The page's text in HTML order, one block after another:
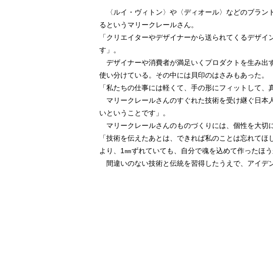
〈ルイ・ヴィトン〉や〈ディオール〉などのブラン
るというマリークレールさん。
「クリエイターやデザイナーから送られてくるデザ
す」。
デザイナーや消費者が満足いくプロダクトを生み出
使い分けている。その中には貝印のはさみもあった。
「私たちの仕事には軽くて、手の形にフィットして、
マリークレールさんのすぐれた技術を受け継ぐ日本
いということです」。
マリークレールさんのものづくりには、個性を大切
「技術を伝えたあとは、できれば私のことは忘れて
より、1㎜ずれていても、自分で魂を込めて作ったほ
間違いのない技術と伝統を習得したうえで、アイデ